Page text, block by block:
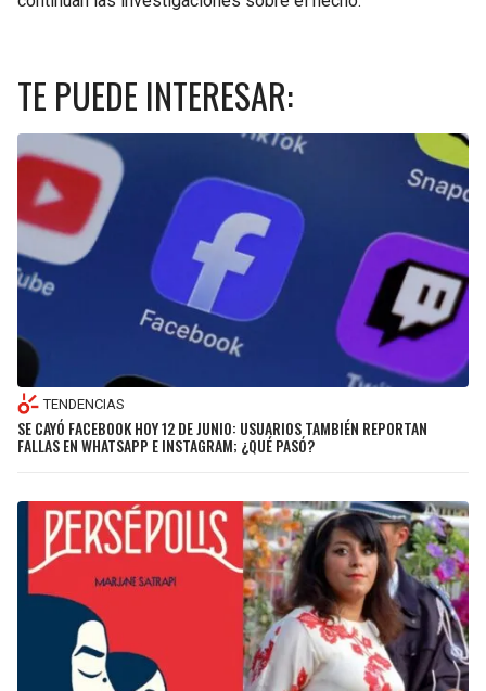
TE PUEDE INTERESAR:
TENDENCIAS
SE CAYÓ FACEBOOK HOY 12 DE JUNIO: USUARIOS TAMBIÉN REPORTAN
FALLAS EN WHATSAPP E INSTAGRAM; ¿QUÉ PASÓ?